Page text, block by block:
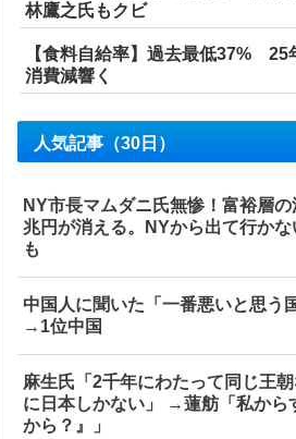
林鷹之氏もクビ
【食料自給率】過去最低37% 25
消費減響く
人気記事（30日）
NY市長マムダニ氏無惨！富裕層
兆円が消える。NYから出て行か
も
中国人に聞いた「一番悪いと思う
→1位中国
麻生氏「2千年にわたって同じ王
に日本しかない」 →蓮舫「私から
から？』」